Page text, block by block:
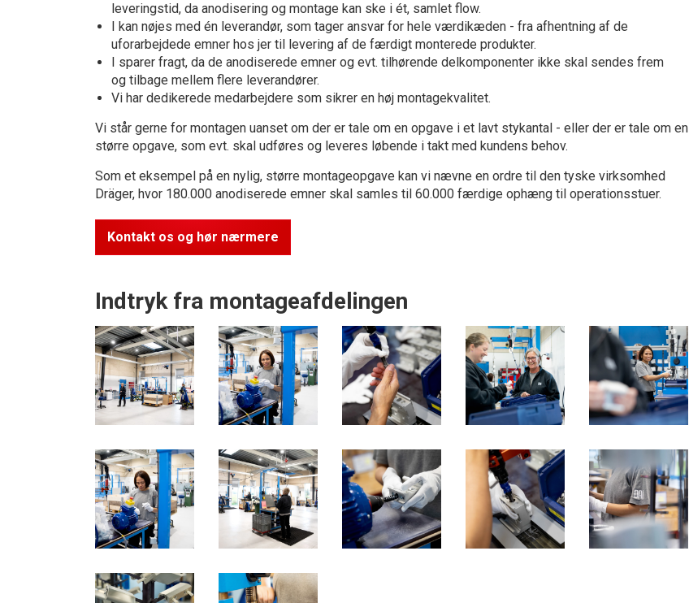
leveringstid, da anodisering og montage kan ske i ét, samlet flow.
I kan nøjes med én leverandør, som tager ansvar for hele værdikæden - fra afhentning af de
uforarbejdede emner hos jer til levering af de færdigt monterede produkter.
I sparer fragt, da de anodiserede emner og evt. tilhørende delkomponenter ikke skal sendes frem
og tilbage mellem flere leverandører.
Vi har dedikerede medarbejdere som sikrer en høj montagekvalitet.
Vi står gerne for montagen uanset om der er tale om en opgave i et lavt stykantal - eller der er tale om en
større opgave, som evt. skal udføres og leveres løbende i takt med kundens behov.
Som et eksempel på en nylig, større montageopgave kan vi nævne en ordre til den tyske virksomhed
Dräger, hvor 180.000 anodiserede emner skal samles til 60.000 færdige ophæng til operationsstuer.
Kontakt os og hør nærmere
Indtryk fra montageafdelingen